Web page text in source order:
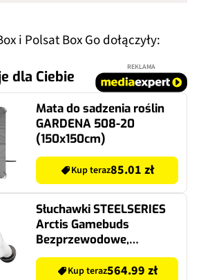
i Polsat Box Go dołączyły:
dla Ciebie
REKLAMA
Mata do sadzenia roślin
GARDENA 508-20
(150x150cm)
Kup teraz85.01 zł
Słuchawki STEELSERIES
Arctis Gamebuds
Bezprzewodowe,
Douszne, ANC, Dźwięk
przestrzenny
Kup teraz564.99 zł